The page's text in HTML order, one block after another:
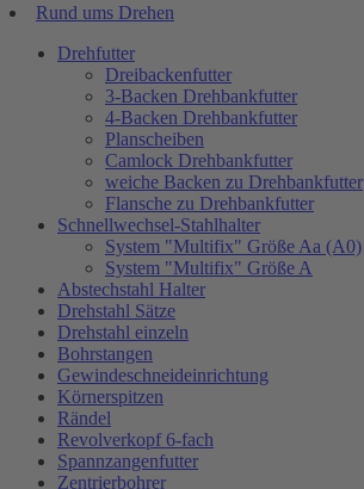
Rund ums Drehen
Drehfutter
Dreibackenfutter
3-Backen Drehbankfutter
4-Backen Drehbankfutter
Planscheiben
Camlock Drehbankfutter
weiche Backen zu Drehbankfutter
Flansche zu Drehbankfutter
Schnellwechsel-Stahlhalter
System "Multifix" Größe Aa (A0)
System "Multifix" Größe A
Abstechstahl Halter
Drehstahl Sätze
Drehstahl einzeln
Bohrstangen
Gewindeschneideinrichtung
Körnerspitzen
Rändel
Revolverkopf 6-fach
Spannzangenfutter
Zentrierbohrer